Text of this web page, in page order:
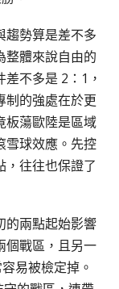
趨勢算是差不多
整體來說自由的
不多是 2：1，
制的強處在於更
板蕩歐陸是區域
雪球效應。先控
，往往也保證了
的兩點起始影響
個戰區，且另一
易被檢定掉。